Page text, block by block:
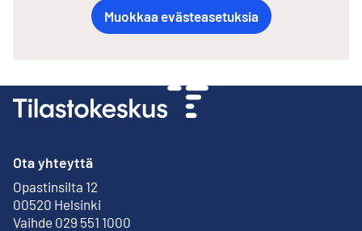
Muokkaa evästeasetuksia
Ota yhteyttä
Opastinsilta 12
00520 Helsinki
Ulkoinen linkki
Vaihde 029 551 1000